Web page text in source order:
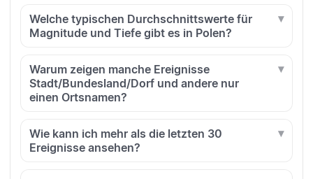
Welche typischen Durchschnittswerte für
Magnitude und Tiefe gibt es in Polen?
Warum zeigen manche Ereignisse
Stadt/Bundesland/Dorf und andere nur
einen Ortsnamen?
Wie kann ich mehr als die letzten 30
Ereignisse ansehen?